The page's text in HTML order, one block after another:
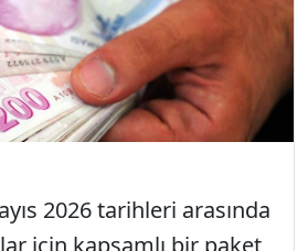
2026 tarihleri arasında